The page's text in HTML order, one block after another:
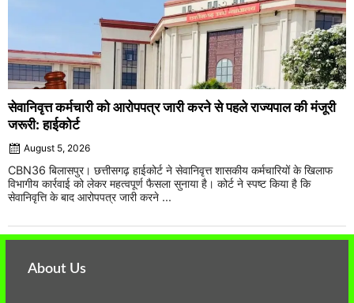
सेवानिवृत्त कर्मचारी को आरोपपत्र जारी करने से पहले राज्यपाल की मंजूरी
जरूरी: हाईकोर्ट
August 5, 2026
CBN36 बिलासपुर। छत्तीसगढ़ हाईकोर्ट ने सेवानिवृत्त शासकीय कर्मचारियों के खिलाफ
विभागीय कार्रवाई को लेकर महत्वपूर्ण फैसला सुनाया है। कोर्ट ने स्पष्ट किया है कि
सेवानिवृत्ति के बाद आरोपपत्र जारी करने ...
About Us